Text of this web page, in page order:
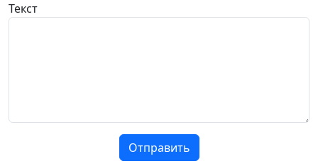
Текст
Отправить